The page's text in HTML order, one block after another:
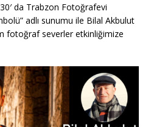
da Trabzon Fotoğrafevi
adlı sunumu ile Bilal Akbulut
fotoğraf severler etkinliğimize